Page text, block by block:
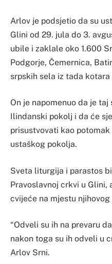
Arlov je podsjetio da su
Glini od 29. jula do 3.
ubile i zaklale oko 1.600
Podgorje, Čemernica,
srpskih sela iz tada
On je napomenuo da je
Ilindanski pokolj i da će
prisustvovati kao
ustaškog pokolja.
Sveta liturgija i parastos
Pravoslavnoj crkvi u Glini,
cvijeće na mjestu
“Odveli su ih na prevaru
nakon toga su ih odveli u
Arlov Srni.